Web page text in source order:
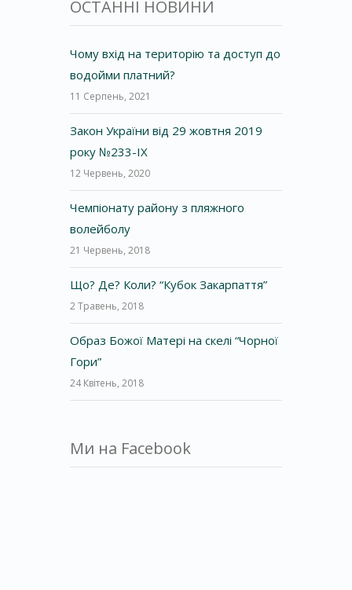
ОСТАННІ НОВИНИ
Чому вхід на територію та доступ до
водойми платний?
11 Серпень, 2021
Закон України від 29 жовтня 2019
року №233-IX
12 Червень, 2020
Чемпіонату району з пляжного
волейболу
21 Червень, 2018
Що? Де? Коли? “Кубок Закарпаття”
2 Травень, 2018
Образ Божої Матері на скелі “Чорної
Гори”
24 Квітень, 2018
Ми на Facebook